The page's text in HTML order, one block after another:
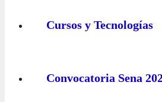
Cursos y Tecnologías
Convocatoria Sena